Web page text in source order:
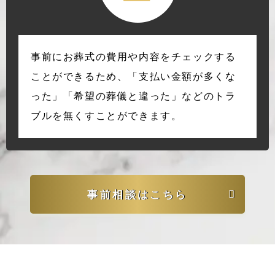
事前にお葬式の費用や内容をチェックする
ことができるため、「支払い金額が多くな
った」「希望の葬儀と違った」などのトラ
ブルを無くすことができます。
事前相談はこちら